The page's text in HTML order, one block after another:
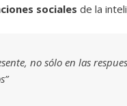
sociales de la
no sólo en las